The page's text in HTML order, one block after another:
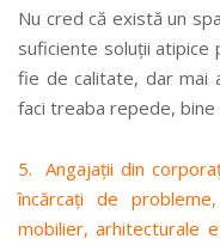
Nu cred că există un
suficiente soluții
fie de calitate, dar mai
faci treaba repede, bine
5. Angajații din
încărcați de
mobilier, arhitecturale